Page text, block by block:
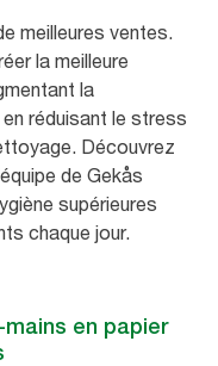
meilleures ventes.
la meilleure
la
réduisant le stress
Découvrez
de Gekås
supérieures
chaque jour.
mains en papier